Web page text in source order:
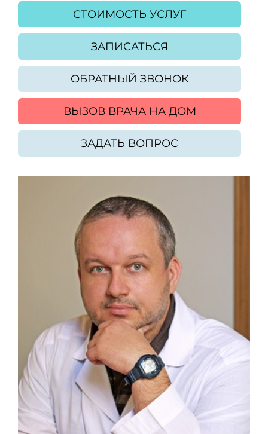
СТОИМОСТЬ УСЛУГ
ЗАПИСАТЬСЯ
ОБРАТНЫЙ ЗВОНОК
ВЫЗОВ ВРАЧА НА ДОМ
ЗАДАТЬ ВОПРОС